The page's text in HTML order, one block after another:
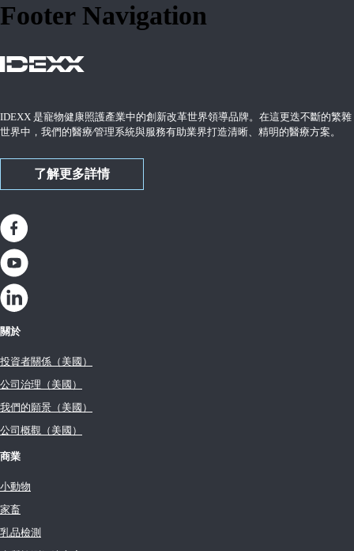
Footer Navigation
IDEXX 是寵物健康照護產業中的創新改革世界領導品牌。在這更迭不斷的繁雜
世界中，我們的醫療∕管理系統與服務有助業界打造清晰、精明的醫療方案。
了解更多詳情
關於
投資者關係（美國）
公司治理（美國）
我們的願景（美國）
公司概觀（美國）
商業
小動物
家畜
乳品檢測